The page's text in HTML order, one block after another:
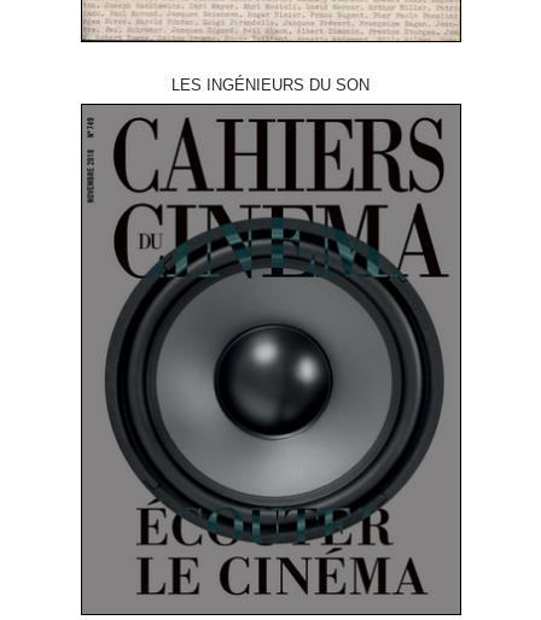
LES INGÉNIEURS DU SON